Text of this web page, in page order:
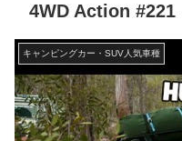
4WD Action #221
キャンピングカー・SUV人気車種